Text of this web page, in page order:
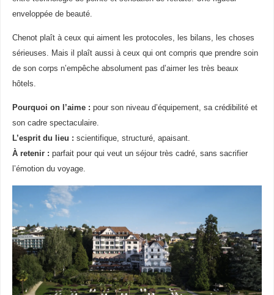
enveloppée de beauté.
Chenot plaît à ceux qui aiment les protocoles, les bilans, les choses
sérieuses. Mais il plaît aussi à ceux qui ont compris que prendre soin
de son corps n’empêche absolument pas d’aimer les très beaux
hôtels.
Pourquoi on l’aime : pour son niveau d’équipement, sa crédibilité et
son cadre spectaculaire.
L’esprit du lieu : scientifique, structuré, apaisant.
À retenir : parfait pour qui veut un séjour très cadré, sans sacrifier
l’émotion du voyage.